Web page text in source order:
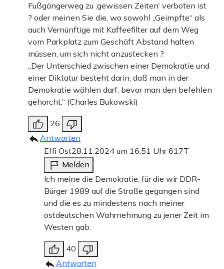
Fußgängerweg zu ‚gewissen Zeiten‘ verboten ist
? oder meinen Sie die, wo sowohl „Geimpfte“ als
auch Vernünftige mit Kaffeefilter auf dem Weg
vom Parkplatz zum Geschäft Abstand halten
müssen, um sich nicht anzustecken ?
„Der Unterschied zwischen einer Demokratie und
einer Diktatur besteht darin, daß man in der
Demokratie wählen darf, bevor man den befehlen
gehorcht.“ (Charles Bukowski)
26
Antworten
Effi Ost28.11.2024 um 16:51 Uhr617T
Melden
Ich meine die Demokratie, für die wir DDR-
Bürger 1989 auf die Straße gegangen sind
und die es zu mindestens nach meiner
ostdeutschen Wahrnehmung zu jener Zeit im
Westen gab.
40
Antworten